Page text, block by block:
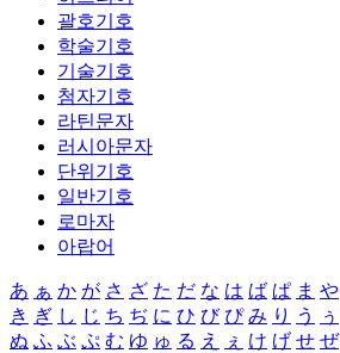
괄호기호
학술기호
기술기호
첨자기호
라틴문자
러시아문자
단위기호
일반기호
로마자
아랍어
あ ぁ か が さ ざ た だ な は ば ぱ ま や
き ぎ し じ ち ぢ に ひ び ぴ み り う ぅ
ぬ ふ ぶ ぷ む ゆ ゅ る え ぇ け げ せ ぜ